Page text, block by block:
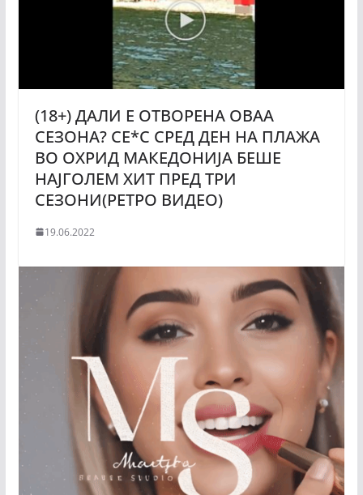
(18+) ДАЛИ Е ОТВОРЕНА ОВАА
СЕЗОНА? CE*C СРЕД ДЕН НА ПЛAЖА
ВО ОХPИД МАКЕДОНИЈА БЕШЕ
НАЈГОЛЕМ ХИТ ПРЕД ТРИ
СЕЗОНИ(РЕТРО ВИДЕО)
19.06.2022